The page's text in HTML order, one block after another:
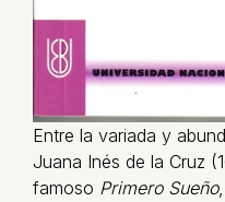
Entre la variada y
Juana Inés de la Cruz
famoso Primero Sueño